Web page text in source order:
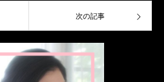
次の記事